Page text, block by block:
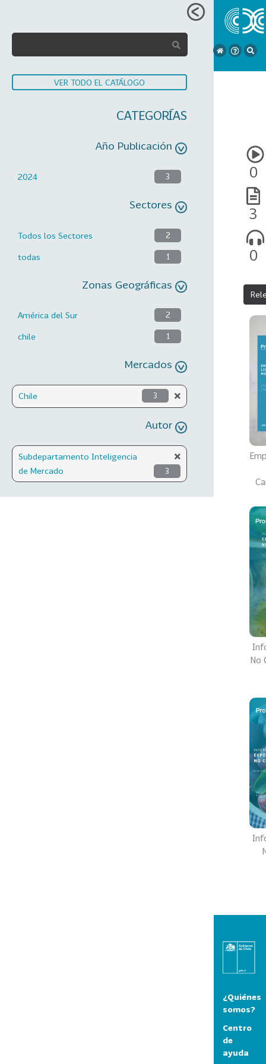
VER TODO EL CATÁLOGO
CATEGORÍAS
Año Publicación
2024 3
Sectores
Todos los Sectores 2
todas 1
Zonas Geográficas
América del Sur 2
chile 1
Mercados
Chile 3
Autor
Subdepartamento Inteligencia
de Mercado
3
0
3
0
No
¿Quiénes
somos?
Centro
de
ayuda